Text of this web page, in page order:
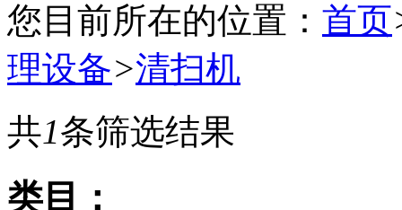
您目前所在的位置： 首页
理设备>清扫机
共1条筛选结果
类目：